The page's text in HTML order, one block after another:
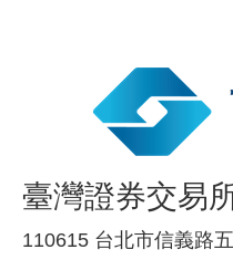
臺灣證券交易
110615 台北市信義路